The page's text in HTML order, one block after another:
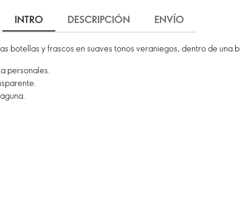
INTRO DESCRIPCIÓN ENVÍO
botellas y frascos en suaves tonos veraniegos, dentro de una
personales.